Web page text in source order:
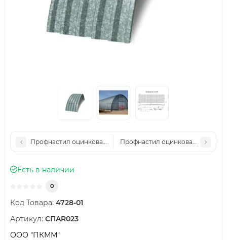
Профнастил оцинкованный С44ПГ-1000-0.6 цена за м2
Профнастил оцинкованный
Есть в наличии
0
Код Товара: 4728-01
Артикул: СПAR023
ООО "ПКММ"